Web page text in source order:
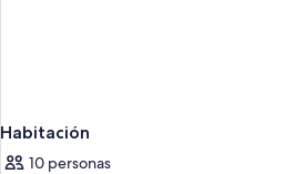
Habitación
10 personas